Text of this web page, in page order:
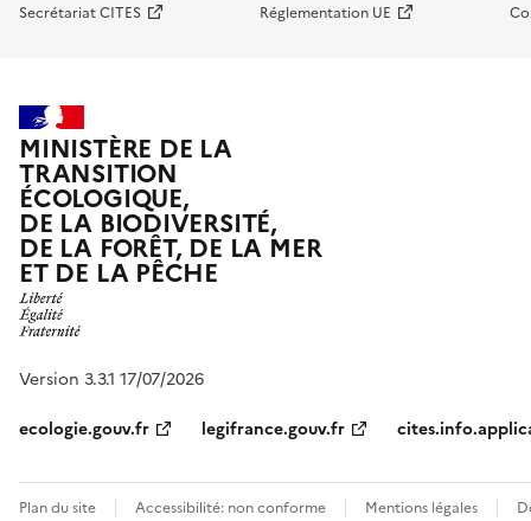
Secrétariat CITES Réglementation UE
MINISTÈRE DE LA
TRANSITION
ÉCOLOGIQUE,
DE LA BIODIVERSITÉ,
DE LA FORÊT, DE LA MER
ET DE LA PÊCHE
Version 3.3.1 17/07/2026
ecologie.gouv.fr
legifrance.gouv.fr
Plan du site Accessibilité: non conforme Mentions légales